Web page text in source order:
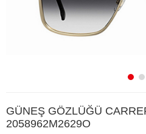
GÜNEŞ GÖZLÜĞÜ
2058962M2629O